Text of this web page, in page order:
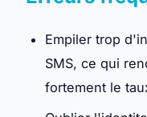
Empiler trop
SMS, ce qui
fortement le